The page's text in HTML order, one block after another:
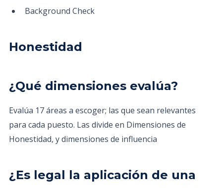
Background Check
Honestidad
¿Qué dimensiones evalúa?
Evalúa 17 áreas a escoger; las que sean relevantes
para cada puesto. Las divide en Dimensiones de
Honestidad, y dimensiones de influencia
¿Es legal la aplicación de una